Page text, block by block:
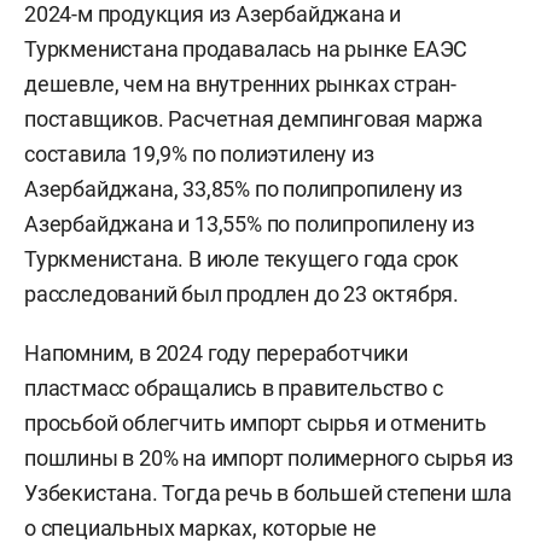
2024-м продукция из Азербайджана и
Туркменистана продавалась на рынке ЕАЭС
дешевле, чем на внутренних рынках стран-
поставщиков. Расчетная демпинговая маржа
составила 19,9% по полиэтилену из
Азербайджана, 33,85% по полипропилену из
Азербайджана и 13,55% по полипропилену из
Туркменистана. В июле текущего года срок
расследований был продлен до 23 октября.
Напомним, в 2024 году переработчики
пластмасс обращались в правительство с
просьбой облегчить импорт сырья и отменить
пошлины в 20% на импорт полимерного сырья из
Узбекистана. Тогда речь в большей степени шла
о специальных марках, которые не